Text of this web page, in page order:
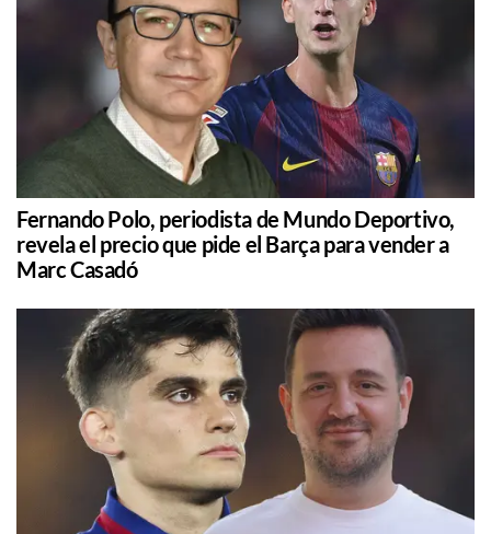
Fernando Polo, periodista de Mundo Deportivo,
revela el precio que pide el Barça para vender a
Marc Casadó